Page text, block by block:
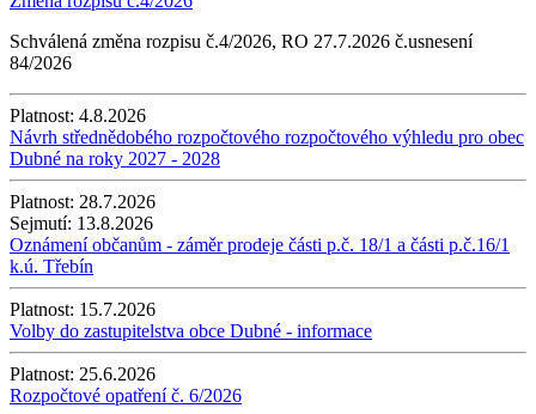
Schválená změna rozpisu č.4/2026, RO 27.7.2026 č.usnesení
84/2026
Platnost: 4.8.2026
Návrh střednědobého rozpočtového rozpočtového výhledu pro obec
Dubné na roky 2027 - 2028
Platnost: 28.7.2026
Sejmutí: 13.8.2026
Oznámení občanům - záměr prodeje části p.č. 18/1 a části p.č.16/1
k.ú. Třebín
Platnost: 15.7.2026
Volby do zastupitelstva obce Dubné - informace
Platnost: 25.6.2026
Rozpočtové opatření č. 6/2026